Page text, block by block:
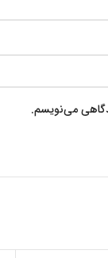
می‌نویسم.